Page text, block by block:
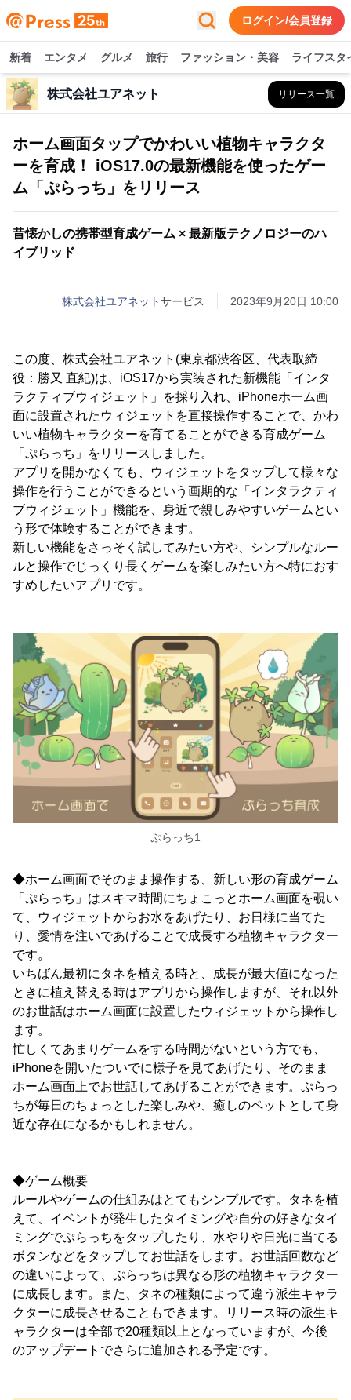
ログイン/会員登録
新着 エンタメ グルメ 旅行 ファッション・美容 ライフスタ
株式会社ユアネット リリース一覧
ホーム画面タップでかわいい植物キャラクタ
ーを育成！ iOS17.0の最新機能を使ったゲー
ム「ぷらっち」をリリース
昔懐かしの携帯型育成ゲーム × 最新版テクノロジーのハ
イブリッド
株式会社ユアネットサービス 2023年9月20日 10:00
この度、株式会社ユアネット(東京都渋谷区、代表取締
役：勝又 直紀)は、iOS17から実装された新機能「インタ
ラクティブウィジェット」を採り入れ、iPhoneホーム画
面に設置されたウィジェットを直接操作することで、かわ
いい植物キャラクターを育てることができる育成ゲーム
「ぷらっち」をリリースしました。
アプリを開かなくても、ウィジェットをタップして様々な
操作を行うことができるという画期的な「インタラクティ
ブウィジェット」機能を、身近で親しみやすいゲームとい
う形で体験することができます。
新しい機能をさっそく試してみたい方や、シンプルなルー
ルと操作でじっくり長くゲームを楽しみたい方へ特におす
すめしたいアプリです。
ぷらっち1
◆ホーム画面でそのまま操作する、新しい形の育成ゲーム
「ぷらっち」はスキマ時間にちょこっとホーム画面を覗い
て、ウィジェットからお水をあげたり、お日様に当てた
り、愛情を注いであげることで成長する植物キャラクター
です。
いちばん最初にタネを植える時と、成長が最大値になった
ときに植え替える時はアプリから操作しますが、それ以外
のお世話はホーム画面に設置したウィジェットから操作し
ます。
忙しくてあまりゲームをする時間がないという方でも、
iPhoneを開いたついでに様子を見てあげたり、そのまま
ホーム画面上でお世話してあげることができます。ぷらっ
ちが毎日のちょっとした楽しみや、癒しのペットとして身
近な存在になるかもしれません。
◆ゲーム概要
ルールやゲームの仕組みはとてもシンプルです。タネを植
えて、イベントが発生したタイミングや自分の好きなタイ
ミングでぷらっちをタップしたり、水やりや日光に当てる
ボタンなどをタップしてお世話をします。お世話回数など
の違いによって、ぷらっちは異なる形の植物キャラクター
に成長します。また、タネの種類によって違う派生キャラ
クターに成長させることもできます。リリース時の派生キ
ャラクターは全部で20種類以上となっていますが、今後
のアップデートでさらに追加される予定です。